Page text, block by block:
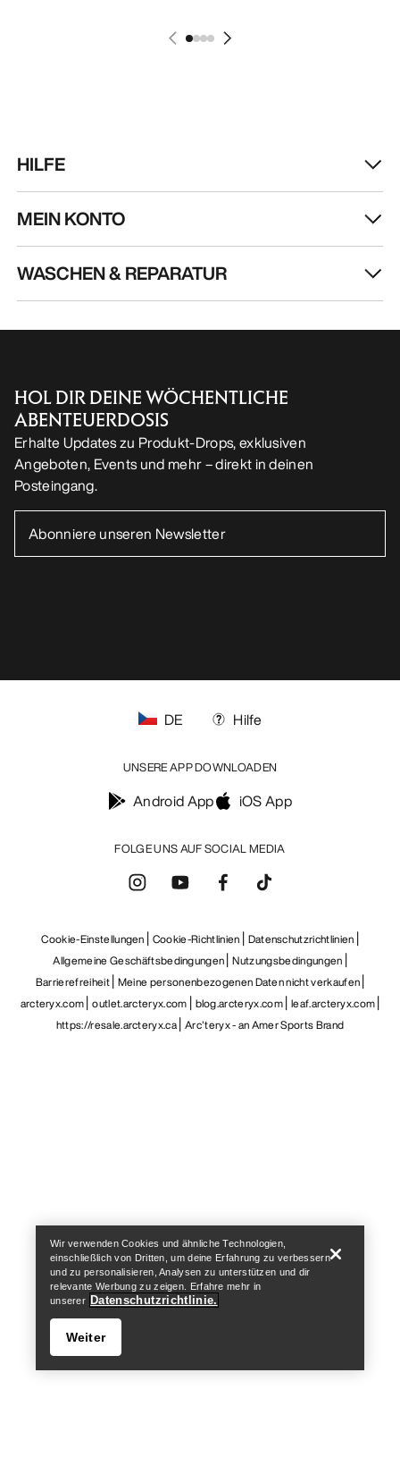
HILFE
MEIN KONTO
WASCHEN & REPARATUR
HOL DIR DEINE WÖCHENTLICHE
ABENTEUERDOSIS
Erhalte Updates zu Produkt-Drops, exklusiven
Angeboten, Events und mehr – direkt in deinen
Posteingang.
FOLGE UNS AUF SOCIAL MEDIA
DE Hilfe
UNSERE APP DOWNLOADEN
Android App iOS App
Cookie-Einstellungen Cookie-Richtlinien Datenschutzrichtlinien
Allgemeine Geschäftsbedingungen Nutzungsbedingungen
Barrierefreiheit Meine personenbezogenen Daten nicht verkaufen
arcteryx.com outlet.arcteryx.com blog.arcteryx.com leaf.arcteryx.com
https://resale.arcteryx.ca Arc'teryx - an Amer Sports Brand
Wir verwenden Cookies und ähnliche Technologien,
einschließlich von Dritten, um deine Erfahrung zu verbessern
und zu personalisieren, Analysen zu unterstützen und dir
relevante Werbung zu zeigen. Erfahre mehr in
unserer Datenschutzrichtlinie.
Weiter